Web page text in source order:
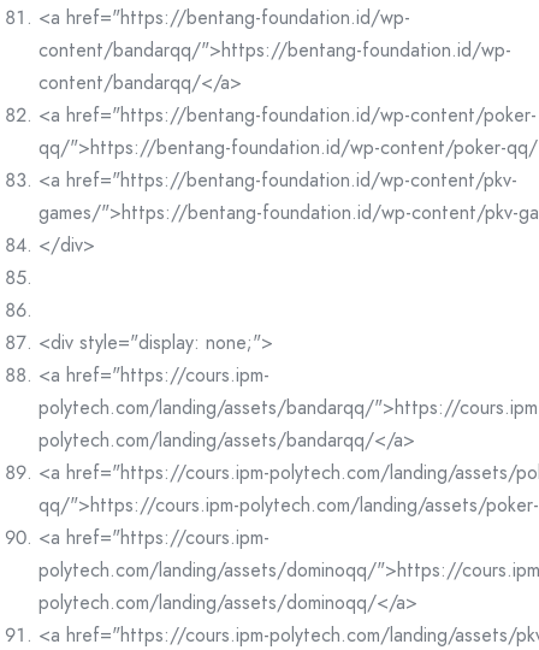
<a href="https://bentang-foundation.id/wp-
content/bandarqq/">https://bentang-foundation.id/wp-
content/bandarqq/</a>
<a href="https://bentang-foundation.id/wp-content/poker-
qq/">https://bentang-foundation.id/wp-content/poker-
<a href="https://bentang-foundation.id/wp-content/pkv-
games/">https://bentang-foundation.id/wp-content/pkv-
</div>
<div style="display: none;">
<a href="https://cours.ipm-
polytech.com/landing/assets/bandarqq/">https://
polytech.com/landing/assets/bandarqq/</a>
<a href="https://cours.ipm-polytech.com/landing/assets/
qq/">https://cours.ipm-polytech.com/landing/assets/
<a href="https://cours.ipm-
polytech.com/landing/assets/dominoqq/">https://
polytech.com/landing/assets/dominoqq/</a>
<a href="https://cours.ipm-polytech.com/landing/assets/